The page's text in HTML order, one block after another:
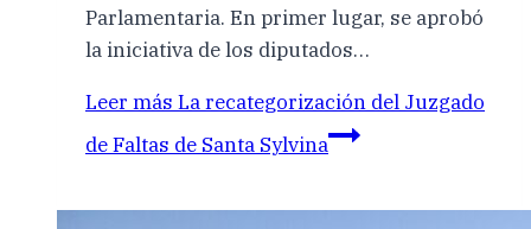
Parlamentaria. En primer lugar, se aprobó
la iniciativa de los diputados…
Leer más La recategorización del Juzgado
de Faltas de Santa Sylvina